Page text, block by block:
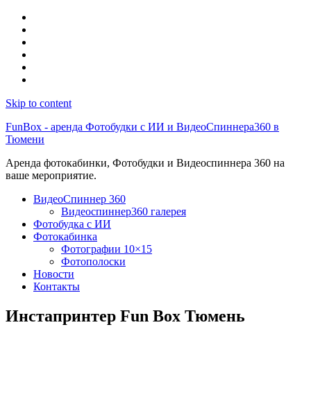
Skip to content
FunBox - аренда Фотобудки с ИИ и ВидеоСпиннера360 в
Тюмени
Аренда фотокабинки, Фотобудки и Видеоспиннера 360 на
ваше мероприятие.
ВидеоСпиннер 360
Видеоспиннер360 галерея
Фотобудка с ИИ
Фотокабинка
Фотографии 10×15
Фотополоски
Новости
Контакты
Инстапринтер Fun Box Тюмень